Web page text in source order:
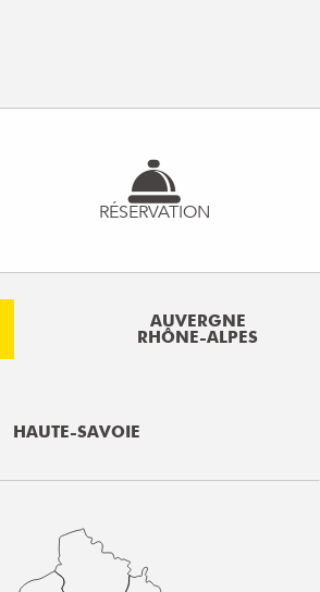
RÉSERVATION
AUVERGNE
RHÔNE-ALPES
HAUTE-SAVOIE